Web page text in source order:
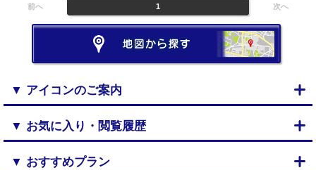
前へ 1 次へ
▼ アイコンのご案内
▼ お気に入り・閲覧履歴
▼ おすすめプラン